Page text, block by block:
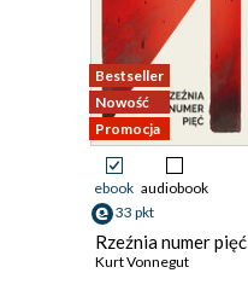
Bestseller
Nowość
Promocja
ebook audiobook
33 pkt
Rzeźnia numer pięć
Kurt Vonnegut